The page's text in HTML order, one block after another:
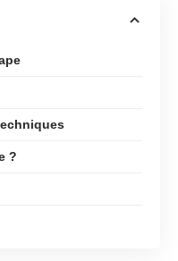
?